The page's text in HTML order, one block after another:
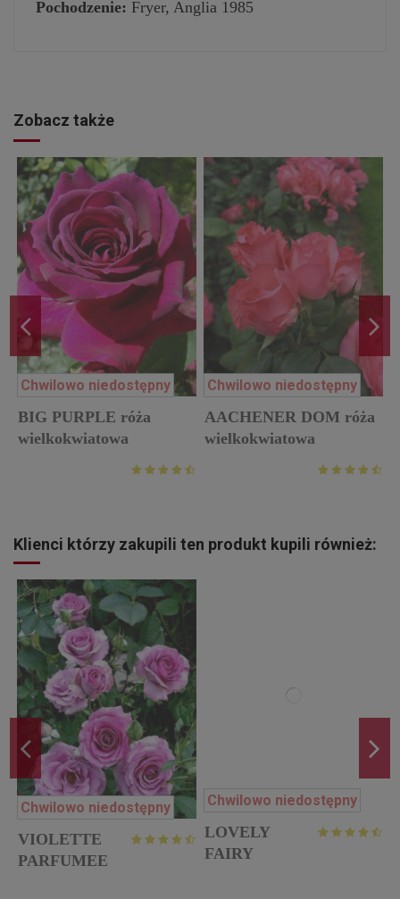
Pochodzenie: Fryer, Anglia 1985
Zobacz także
Chwilowo niedostępny
BIG PURPLE róża
wielkokwiatowa
Chwilowo niedostępny
AACHENER DOM róża
wielkokwiatowa
Klienci którzy zakupili ten produkt kupili również:
Chwilowo niedostępny
VIOLETTE
PARFUMEE
Chwilowo niedostępny
LOVELY
FAIRY